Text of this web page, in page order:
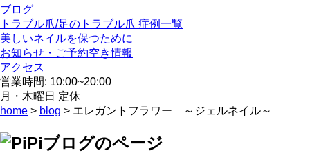
ブログ
トラブル爪/足のトラブル爪 症例一覧
美しいネイルを保つために
お知らせ・ご予約空き情報
アクセス
営業時間: 10:00~20:00
月・木曜日 定休
home > blog > エレガントフラワー ～ジェルネイル～